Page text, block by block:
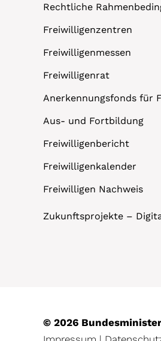
Rechtliche
Freiwilligenzentren
Freiwilligenmessen
Freiwilligenrat
Anerkennungsfonds für
Aus- und Fortbildung
Freiwilligenbericht
Freiwilligenkalender
Freiwilligen Nachweis
Zukunftsprojekte –
© 2026